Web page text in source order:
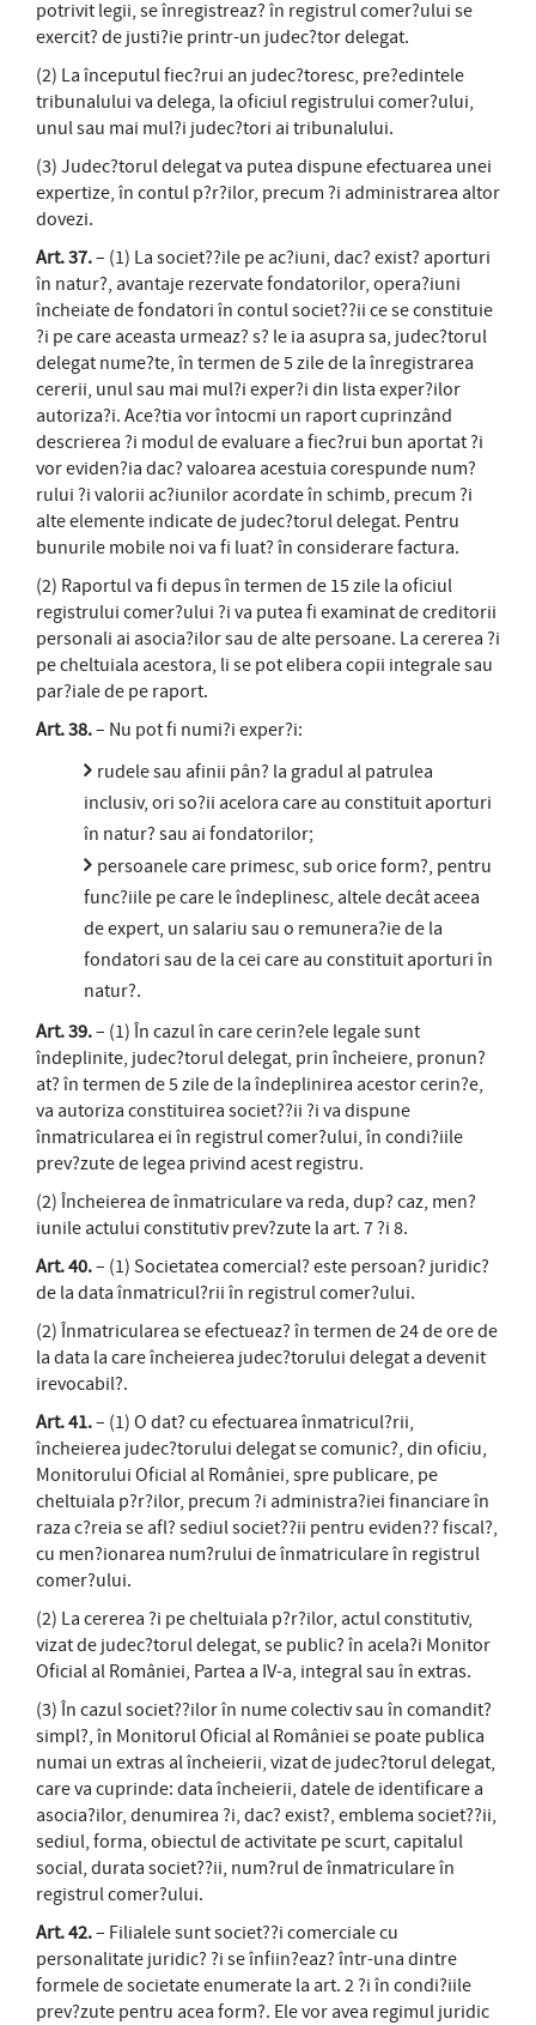
potrivit legii, se înregistreaz? în registrul comer?ului se
exercit? de justi?ie printr-un judec?tor delegat.
(2) La începutul fiec?rui an judec?toresc, pre?edintele
tribunalului va delega, la oficiul registrului comer?ului,
unul sau mai mul?i judec?tori ai tribunalului.
(3) Judec?torul delegat va putea dispune efectuarea unei
expertize, în contul p?r?ilor, precum ?i administrarea altor
dovezi.
Art. 37.– (1) La societ??ile pe ac?iuni, dac? exist? aporturi
în natur?, avantaje rezervate fondatorilor, opera?iuni
încheiate de fondatori în contul societ??ii ce se constituie
?i pe care aceasta urmeaz? s? le ia asupra sa, judec?torul
delegat nume?te, în termen de 5 zile de la înregistrarea
cererii, unul sau mai mul?i exper?i din lista exper?ilor
autoriza?i. Ace?tia vor întocmi un raport cuprinzând
descrierea ?i modul de evaluare a fiec?rui bun aportat ?i
vor eviden?ia dac? valoarea acestuia corespunde num?
rului ?i valorii ac?iunilor acordate în schimb, precum ?i
alte elemente indicate de judec?torul delegat. Pentru
bunurile mobile noi va fi luat? în considerare factura.
(2) Raportul va fi depus în termen de 15 zile la oficiul
registrului comer?ului ?i va putea fi examinat de creditorii
personali ai asocia?ilor sau de alte persoane. La cererea ?i
pe cheltuiala acestora, li se pot elibera copii integrale sau
par?iale de pe raport.
Art. 38.– Nu pot fi numi?i exper?i:
rudele sau afinii pân? la gradul al patrulea
inclusiv, ori so?ii acelora care au constituit aporturi
în natur? sau ai fondatorilor;
persoanele care primesc, sub orice form?, pentru
func?iile pe care le îndeplinesc, altele decât aceea
de expert, un salariu sau o remunera?ie de la
fondatori sau de la cei care au constituit aporturi în
natur?.
Art. 39.– (1) În cazul în care cerin?ele legale sunt
îndeplinite, judec?torul delegat, prin încheiere, pronun?
at? în termen de 5 zile de la îndeplinirea acestor cerin?e,
va autoriza constituirea societ??ii ?i va dispune
înmatricularea ei în registrul comer?ului, în condi?iile
prev?zute de legea privind acest registru.
(2) Încheierea de înmatriculare va reda, dup? caz, men?
iunile actului constitutiv prev?zute la art. 7 ?i 8.
Art. 40.– (1) Societatea comercial? este persoan? juridic?
de la data înmatricul?rii în registrul comer?ului.
(2) Înmatricularea se efectueaz? în termen de 24 de ore de
la data la care încheierea judec?torului delegat a devenit
irevocabil?.
Art. 41.– (1) O dat? cu efectuarea înmatricul?rii,
încheierea judec?torului delegat se comunic?, din oficiu,
Monitorului Oficial al României, spre publicare, pe
cheltuiala p?r?ilor, precum ?i administra?iei financiare în
raza c?reia se afl? sediul societ??ii pentru eviden?? fiscal?,
cu men?ionarea num?rului de înmatriculare în registrul
comer?ului.
(2) La cererea ?i pe cheltuiala p?r?ilor, actul constitutiv,
vizat de judec?torul delegat, se public? în acela?i Monitor
Oficial al României, Partea a IV-a, integral sau în extras.
(3) În cazul societ??ilor în nume colectiv sau în comandit?
simpl?, în Monitorul Oficial al României se poate publica
numai un extras al încheierii, vizat de judec?torul delegat,
care va cuprinde: data încheierii, datele de identificare a
asocia?ilor, denumirea ?i, dac? exist?, emblema societ??ii,
sediul, forma, obiectul de activitate pe scurt, capitalul
social, durata societ??ii, num?rul de înmatriculare în
registrul comer?ului.
Art. 42.– Filialele sunt societ??i comerciale cu
personalitate juridic? ?i se înfiin?eaz? într-una dintre
formele de societate enumerate la art. 2 ?i în condi?iile
prev?zute pentru acea form?. Ele vor avea regimul juridic